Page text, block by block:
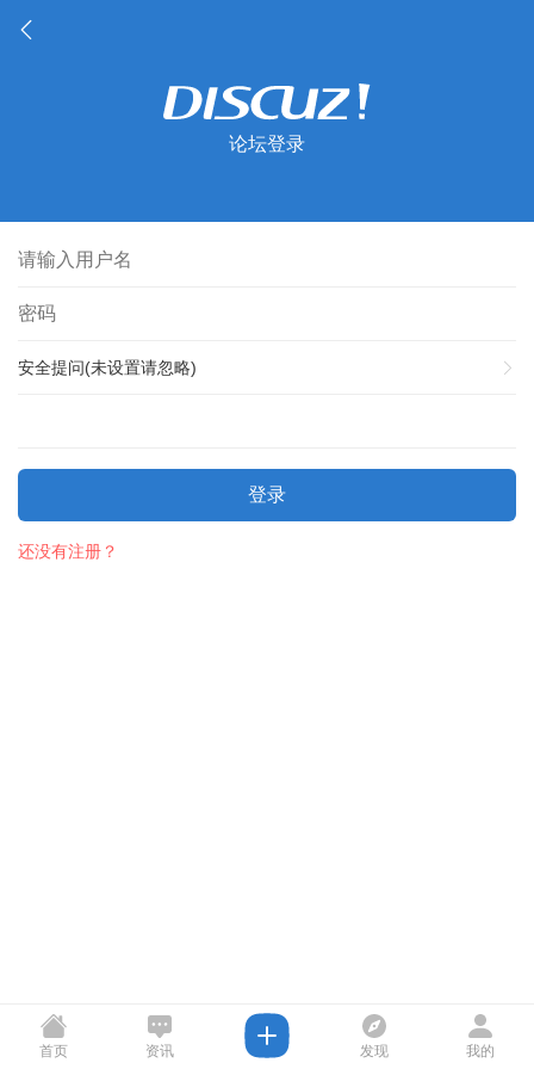
论坛登录
安全提问(未设置请忽略)
登录
还没有注册？
首页 资讯 发现 我的